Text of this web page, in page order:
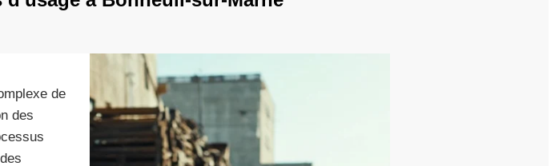
de
des